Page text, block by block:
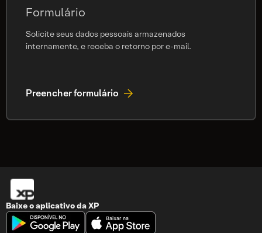
Formulário
Solicite seus dados pessoais armazenados
internamente, e receba o retorno por e-mail.
Preencher formulário
Baixe o aplicativo daXP